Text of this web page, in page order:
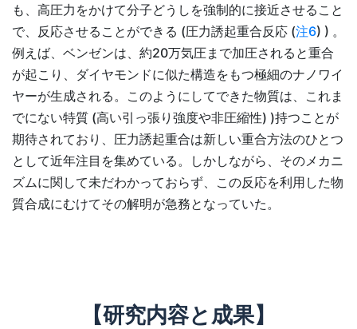
も、高圧力をかけて分子どうしを強制的に接近させること
で、反応させることができる (圧力誘起重合反応 (注6) ) 。
例えば、ベンゼンは、約20万気圧まで加圧されると重合
が起こり、ダイヤモンドに似た構造をもつ極細のナノワイ
ヤーが生成される。このようにしてできた物質は、これま
でにない特質 (高い引っ張り強度や非圧縮性) )持つことが
期待されており、圧力誘起重合は新しい重合方法のひとつ
として近年注目を集めている。しかしながら、そのメカニ
ズムに関して未だわかっておらず、この反応を利用した物
質合成にむけてその解明が急務となっていた。
【研究内容と成果】